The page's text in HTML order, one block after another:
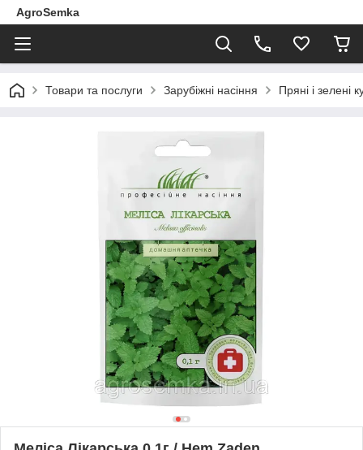
AgroSemka
Товари та послуги Зарубіжні насіння Пряні і зелені